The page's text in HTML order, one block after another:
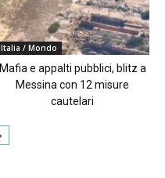
Italia / Mondo
Mafia e appalti pubblici, blitz a
Messina con 12 misure
cautelari